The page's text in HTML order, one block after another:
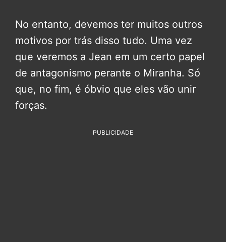
No entanto, devemos ter muitos outros
motivos por trás disso tudo. Uma vez
que veremos a Jean em um certo papel
de antagonismo perante o Miranha. Só
que, no fim, é óbvio que eles vão unir
forças.
PUBLICIDADE